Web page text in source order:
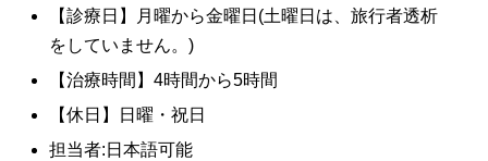
【診療日】月曜から金曜日(土曜日は、旅行者透析
をしていません。)
【治療時間】4時間から5時間
【休日】日曜・祝日
担当者:日本語可能